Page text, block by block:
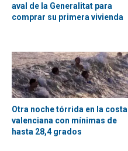
aval de la Generalitat para
comprar su primera vivienda
Otra noche tórrida en la costa
valenciana con mínimas de
hasta 28,4 grados